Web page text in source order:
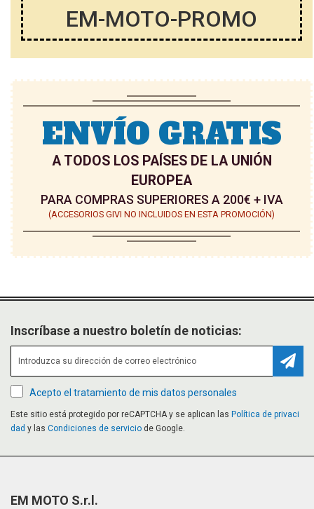
EM-MOTO-PROMO
ENVÍO GRATIS
A TODOS LOS PAÍSES DE LA UNIÓN
EUROPEA
PARA COMPRAS SUPERIORES A 200€ + IVA
(ACCESORIOS GIVI NO INCLUIDOS EN ESTA PROMOCIÓN)
Inscríbase a nuestro boletín de noticias:
Acepto el tratamiento de mis datos personales
Este sitio está protegido por reCAPTCHA y se aplican las Política de privaci
dad y las Condiciones de servicio de Google.
EM MOTO S.r.l.